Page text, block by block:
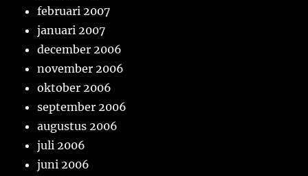
februari 2007
januari 2007
december 2006
november 2006
oktober 2006
september 2006
augustus 2006
juli 2006
juni 2006